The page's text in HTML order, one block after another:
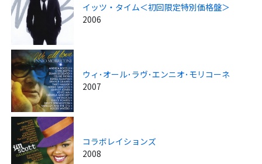
イッツ・タイム＜初回限定特別価格盤＞
2006
ウィ･オール･ラヴ･エンニオ･モリコーネ
2007
コラボレイションズ
2008